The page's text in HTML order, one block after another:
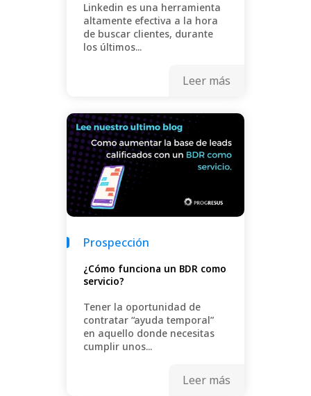
Linkedin es una herramienta
altamente efectiva a la hora
de buscar clientes, durante
los últimos...
Leer más
Prospección
¿Cómo funciona un BDR como
servicio?
Tener la oportunidad de
contratar “ayuda temporal”
en aquello donde necesitas
cumplir unos...
Leer más